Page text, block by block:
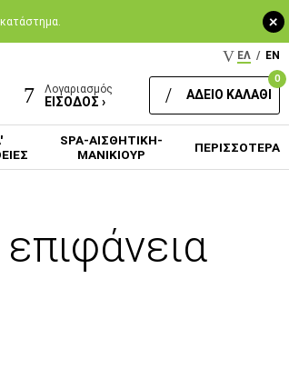
+
ΕΛ / EN
Λογαριασμός
ΕΙΣΟΔΟΣ ›
0
ΑΔΕΙΟ ΚΑΛΑΘΙ
SPA-ΑΙΣΘΗΤΙΚΗ-
ΜΑΝΙΚΙΟΥΡ
ΠΕΡΙΣΣΟΤΕΡΑ